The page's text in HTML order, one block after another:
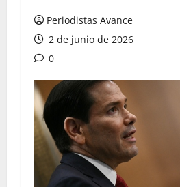
Periodistas Avance
2 de junio de 2026
0